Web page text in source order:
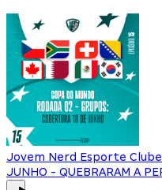
Jovem Nerd Esporte Clube
JUNHO - QUEBRARAM A